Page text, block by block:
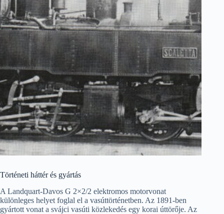
Történeti háttér és gyártás
A Landquart-Davos G 2×2/2 elektromos motorvonat
különleges helyet foglal el a vasúttörténetben. Az 1891-ben
gyártott vonat a svájci vasúti közlekedés egy korai úttörője. Az